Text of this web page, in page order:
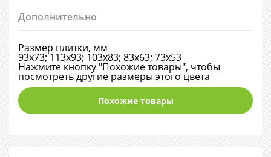
Дополнительно
Размер плитки, мм
93х73; 113х93; 103х83; 83х63; 73х53
Нажмите кнопку "Похожие товары", чтобы
посмотреть другие размеры этого цвета
Похожие товары